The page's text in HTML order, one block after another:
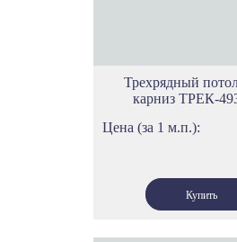
Трехрядный
карниз ТРЕК-
Цена (за 1 м.п.):